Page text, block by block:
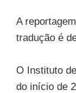
A
tradução é
O Instituto
do início de